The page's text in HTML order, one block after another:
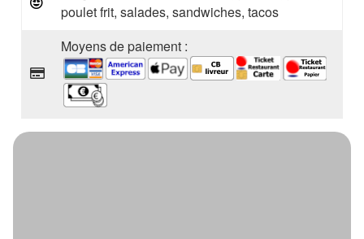
poulet frit, salades, sandwiches, tacos
Moyens de paiement :